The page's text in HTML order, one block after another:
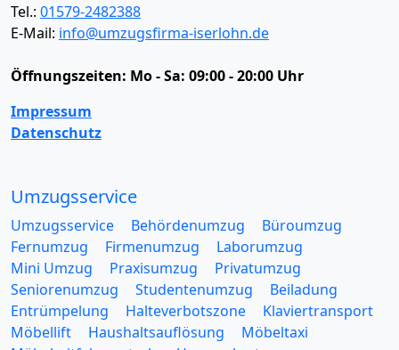
Tel.: 01579-2482388
E-Mail: info@umzugsfirma-iserlohn.de
Öffnungszeiten: Mo - Sa: 09:00 - 20:00 Uhr
Impressum
Datenschutz
Umzugsservice
Umzugsservice Behördenumzug
Büroumzug
Fernumzug
Firmenumzug
Laborumzug
Mini Umzug
Praxisumzug
Privatumzug
Seniorenumzug
Studentenumzug
Beiladung
Entrümpelung
Halteverbotszone
Klaviertransport
Möbellift
Haushaltsauflösung
Möbeltaxi